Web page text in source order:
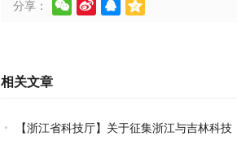
分享：    
相关文章
【浙江省科技厅】关于征集浙江与吉林科技